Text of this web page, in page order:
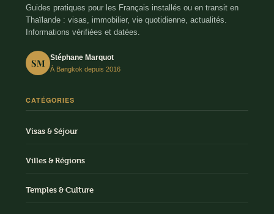
Guides pratiques pour les Français installés ou en transit en
Thaïlande : visas, immobilier, vie quotidienne, actualités.
Informations vérifiées et datées.
SM Stéphane Marquot
À Bangkok depuis 2016
CATÉGORIES
Visas & Séjour
Villes & Régions
Temples & Culture